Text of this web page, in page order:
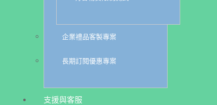
企業禮品客製專案
長期訂閱優惠專案
支援與客服